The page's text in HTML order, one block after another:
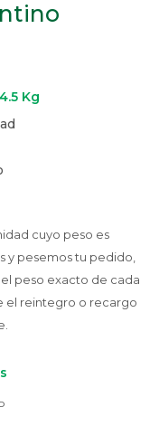
Kg
cuyo peso es
y pesemos tu pedido,
peso exacto de cada
el reintegro o recargo